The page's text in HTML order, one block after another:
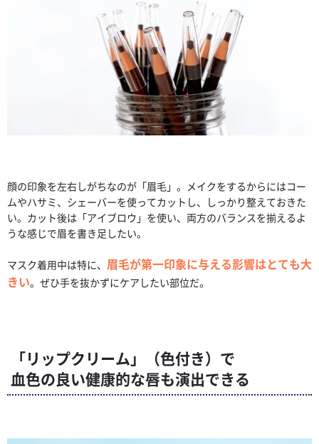
顔の印象を左右しがちなのが「眉毛」。メイクをするからにはコー
ムやハサミ、シェーバーを使ってカットし、しっかり整えておきた
い。カット後は「アイブロウ」を使い、両方のバランスを揃えるよ
うな感じで眉を書き足したい。
マスク着用中は特に、 眉毛が第一印象に与える影響はとても大
きい。ぜひ手を抜かずにケアしたい部位だ。
「リップクリーム」（色付き）で
血色の良い健康的な唇も演出できる